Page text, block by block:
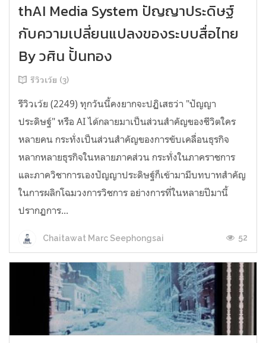
thAI Media System ปัญญาประดิษฐ์
กับความเปลี่ยนแปลงของระบบสื่อไทย
By วศิน ปั้นทอง
รีวิวเว้ย (3)
รีวิวเว้ย (2249) ทุกวันนี้คงยากจะปฏิเสธว่า "ปัญญา
ประดิษฐ์" หรือ AI ได้กลายมาเป็นส่วนสำคัญของชีวิตใคร
หลายคน กระทั่งเป็นส่วนสำคัญของการขับเคลื่อนธุรกิจ
หลากหลายธุรกิจในหลายภาคส่วน กระทั่งในภาคราชการ
และภาควิชาการเองปัญญาประดิษฐ์ก็เข้ามามีบทบาทสำคัญ
ในการผลิกโฉมวงการวิชการ อย่างการที่ในหลายปีมานี้
ปรากฏการ...
Chaitawat Marc Seephongsai 52